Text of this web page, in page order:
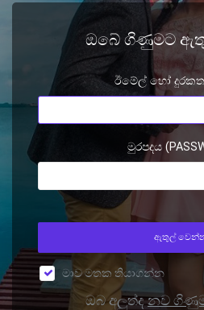
ඔබේ ගිණුමට
ඊමේල් හෝ
මුරපදය
ඇතුල්
මාව මතක තියාගන්න
ඔබ අලුත්ද නව